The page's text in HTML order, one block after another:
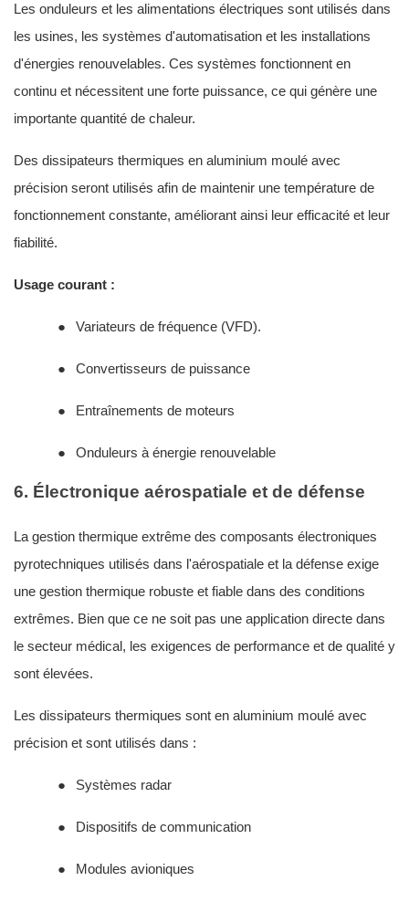
Les onduleurs et les alimentations électriques sont utilisés dans
les usines, les systèmes d'automatisation et les installations
d'énergies renouvelables. Ces systèmes fonctionnent en
continu et nécessitent une forte puissance, ce qui génère une
importante quantité de chaleur.
Des dissipateurs thermiques en aluminium moulé avec
précision seront utilisés afin de maintenir une température de
fonctionnement constante, améliorant ainsi leur efficacité et leur
fiabilité.
Usage courant :
● Variateurs de fréquence (VFD).
● Convertisseurs de puissance
● Entraînements de moteurs
● Onduleurs à énergie renouvelable
6. Électronique aérospatiale et de défense
La gestion thermique extrême des composants électroniques
pyrotechniques utilisés dans l'aérospatiale et la défense exige
une gestion thermique robuste et fiable dans des conditions
extrêmes. Bien que ce ne soit pas une application directe dans
le secteur médical, les exigences de performance et de qualité y
sont élevées.
Les dissipateurs thermiques sont en aluminium moulé avec
précision et sont utilisés dans :
● Systèmes radar
● Dispositifs de communication
● Modules avioniques